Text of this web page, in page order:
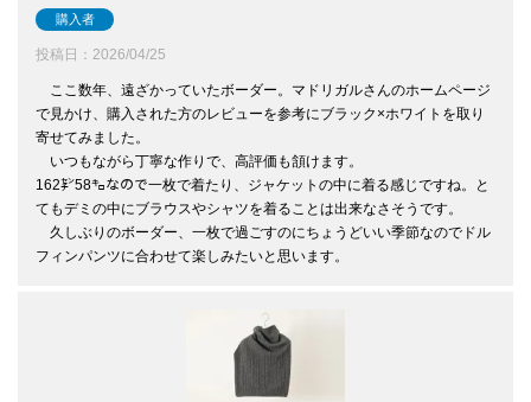
購入者
投稿日 2026/04/25
ここ数年、遠ざかっていたボーダー。マドリガルさんのホームページ
で見かけ、購入された方のレビューを参考にブラック×ホワイトを取り
寄せてみました。
いつもながら丁寧な作りで、高評価も頷けます。
162㌢58㌔なので一枚で着たり、ジャケットの中に着る感じですね。と
てもデミの中にブラウスやシャツを着ることは出来なさそうです。
久しぶりのボーダー、一枚で過ごすのにちょうどいい季節なのでドル
フィンパンツに合わせて楽しみたいと思います。